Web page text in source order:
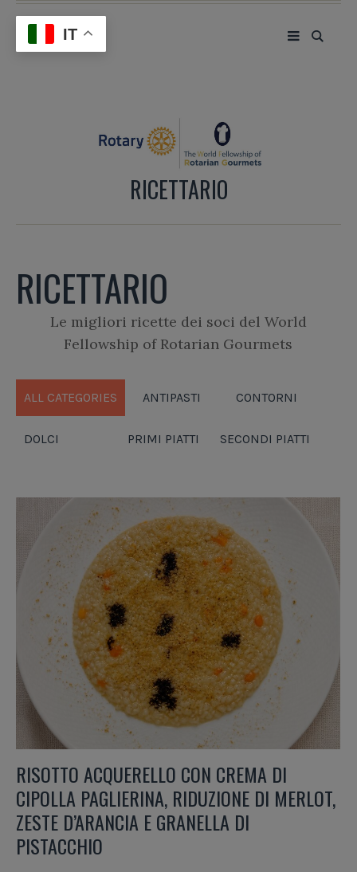
RICETTARIO
RICETTARIO
Le migliori ricette dei soci del World
Fellowship of Rotarian Gourmets
ALL CATEGORIES ANTIPASTI CONTORNI
DOLCI PRIMI PIATTI SECONDI PIATTI
RISOTTO ACQUERELLO CON CREMA DI
CIPOLLA PAGLIERINA, RIDUZIONE DI MERLOT,
ZESTE D’ARANCIA E GRANELLA DI
PISTACCHIO
IT